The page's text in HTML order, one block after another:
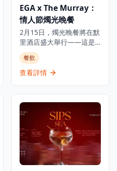
EGA x The Murray：
情人節燭光晚餐
2月15日，燭光晚餐將在默
里酒店盛大舉行——這是
一場浪漫的情人節體驗，
燭光搖曳，現場表演精彩
紛呈，更有精緻晚餐在私
為此情人節特別設計的全
新菜單，與默里酒店永恆
的優雅氣質相得益彰。 這
場浪漫之夜專為摯友、情
侶以及所有熱愛浪漫時
刻、渴望與心愛之人共享
晚餐的人們而設。 放慢腳
餐飲
查看詳情